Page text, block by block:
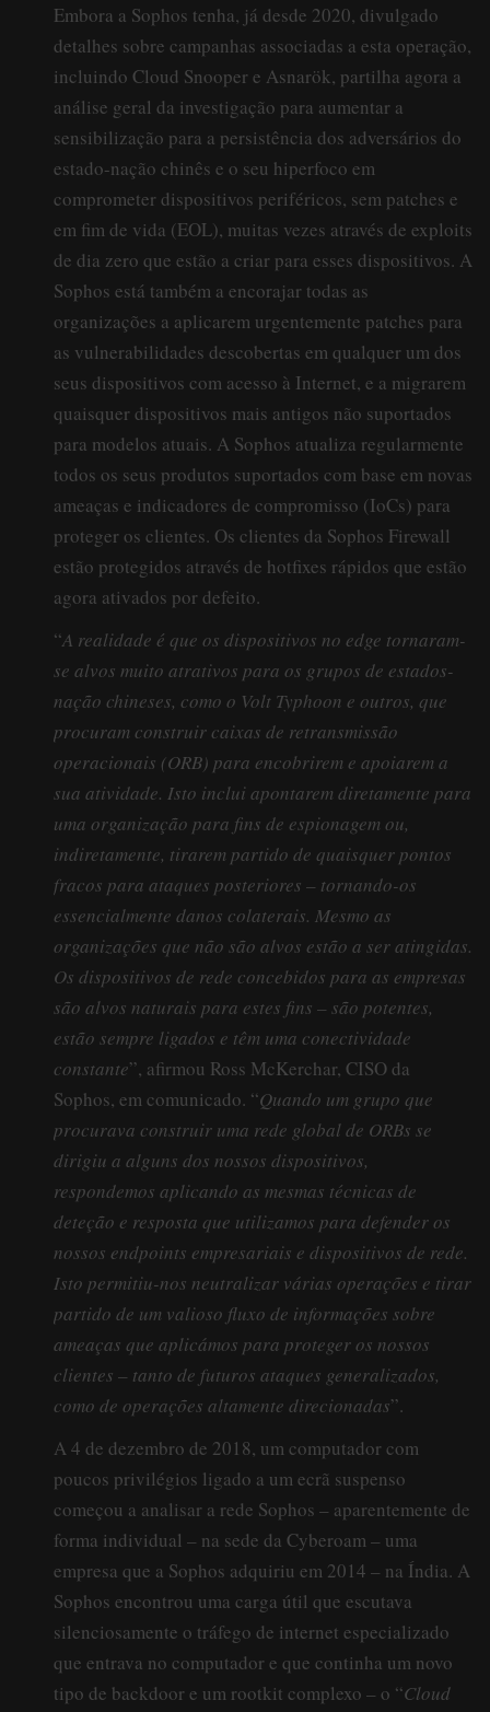
Embora a Sophos tenha, já desde 2020, divulgado
detalhes sobre campanhas associadas a esta operação,
incluindo Cloud Snooper e Asnarök, partilha agora a
análise geral da investigação para aumentar a
sensibilização para a persistência dos adversários do
estado-nação chinês e o seu hiperfoco em
comprometer dispositivos periféricos, sem patches e
em fim de vida (EOL), muitas vezes através de exploits
de dia zero que estão a criar para esses dispositivos. A
Sophos está também a encorajar todas as
organizações a aplicarem urgentemente patches para
as vulnerabilidades descobertas em qualquer um dos
seus dispositivos com acesso à Internet, e a migrarem
quaisquer dispositivos mais antigos não suportados
para modelos atuais. A Sophos atualiza regularmente
todos os seus produtos suportados com base em novas
ameaças e indicadores de compromisso (IoCs) para
proteger os clientes. Os clientes da Sophos Firewall
estão protegidos através de hotfixes rápidos que estão
agora ativados por defeito.
“A realidade é que os dispositivos no edge tornaram-
se alvos muito atrativos para os grupos de estados-
nação chineses, como o Volt Typhoon e outros, que
procuram construir caixas de retransmissão
operacionais (ORB) para encobrirem e apoiarem a
sua atividade. Isto inclui apontarem diretamente para
uma organização para fins de espionagem ou,
indiretamente, tirarem partido de quaisquer pontos
fracos para ataques posteriores – tornando-os
essencialmente danos colaterais. Mesmo as
organizações que não são alvos estão a ser atingidas.
Os dispositivos de rede concebidos para as empresas
são alvos naturais para estes fins – são potentes,
estão sempre ligados e têm uma conectividade
constante”, afirmou Ross McKerchar, CISO da
Sophos, em comunicado. “Quando um grupo que
procurava construir uma rede global de ORBs se
dirigiu a alguns dos nossos dispositivos,
respondemos aplicando as mesmas técnicas de
deteção e resposta que utilizamos para defender os
nossos endpoints empresariais e dispositivos de rede.
Isto permitiu-nos neutralizar várias operações e tirar
partido de um valioso fluxo de informações sobre
ameaças que aplicámos para proteger os nossos
clientes – tanto de futuros ataques generalizados,
como de operações altamente direcionadas”.
A 4 de dezembro de 2018, um computador com
poucos privilégios ligado a um ecrã suspenso
começou a analisar a rede Sophos – aparentemente de
forma individual – na sede da Cyberoam – uma
empresa que a Sophos adquiriu em 2014 – na Índia. A
Sophos encontrou uma carga útil que escutava
silenciosamente o tráfego de internet especializado
que entrava no computador e que continha um novo
tipo de backdoor e um rootkit complexo – o “Cloud